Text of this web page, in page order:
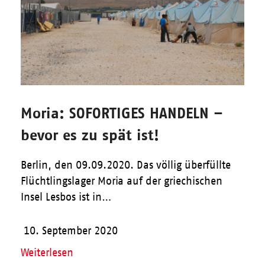
Moria: SOFORTIGES HANDELN –
bevor es zu spät ist!
Berlin, den 09.09.2020. Das völlig überfüllte
Flüchtlingslager Moria auf der griechischen
Insel Lesbos ist in…
10. September 2020
Weiterlesen